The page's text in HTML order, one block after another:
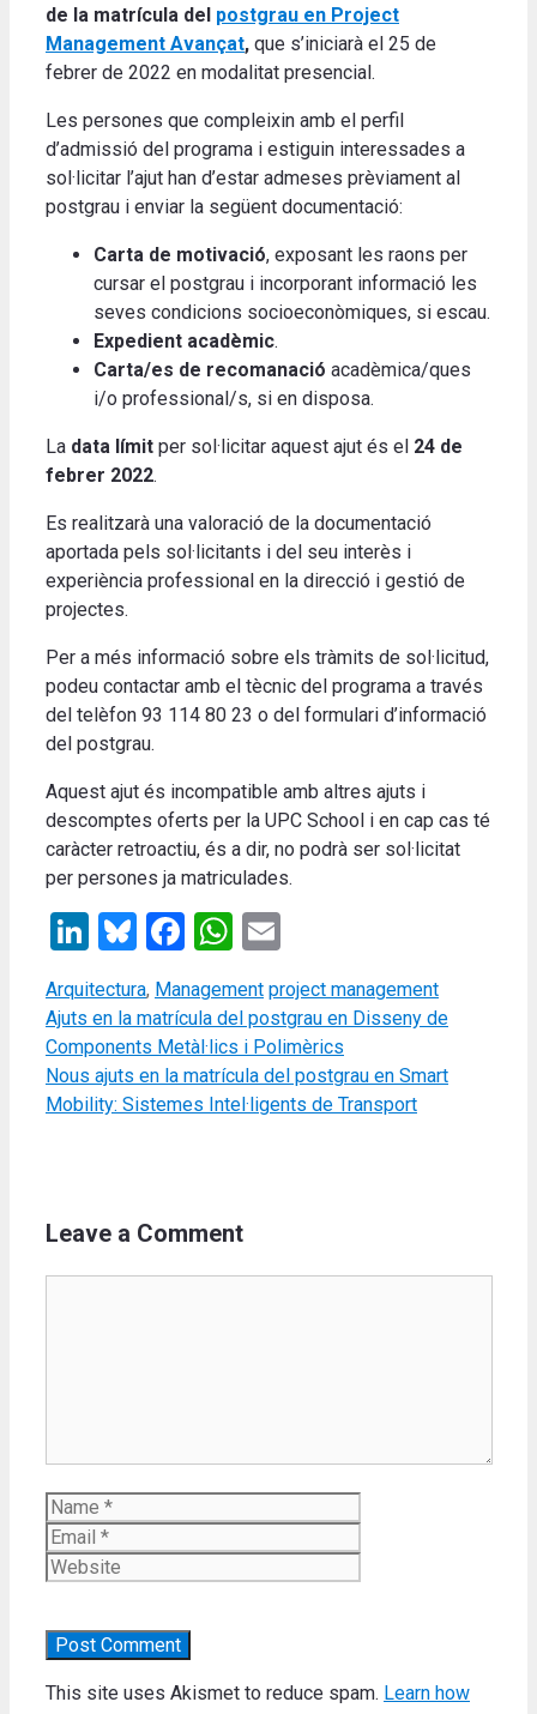
de la matrícula del postgrau en Project
Management Avançat, que s’iniciarà el 25 de
febrer de 2022 en modalitat presencial.
Les persones que compleixin amb el perfil
d’admissió del programa i estiguin interessades a
sol·licitar l’ajut han d’estar admeses prèviament al
postgrau i enviar la següent documentació:
Carta de motivació, exposant les raons per
cursar el postgrau i incorporant informació les
seves condicions socioeconòmiques, si escau.
Expedient acadèmic.
Carta/es de recomanació acadèmica/ques
i/o professional/s, si en disposa.
La data límit per sol·licitar aquest ajut és el 24 de
febrer 2022.
Es realitzarà una valoració de la documentació
aportada pels sol·licitants i del seu interès i
experiència professional en la direcció i gestió de
projectes.
Per a més informació sobre els tràmits de sol·licitud,
podeu contactar amb el tècnic del programa a través
del telèfon 93 114 80 23 o del formulari d’informació
del postgrau.
Aquest ajut és incompatible amb altres ajuts i
descomptes oferts per la UPC School i en cap cas té
caràcter retroactiu, és a dir, no podrà ser sol·licitat
per persones ja matriculades.
LinkedIn
Bluesky
Facebook
WhatsApp
Categories
Arquitectura, Management Tags
project management
Ajuts en la matrícula del postgrau en Disseny de
Components Metàl·lics i Polimèrics
Nous ajuts en la matrícula del postgrau en Smart
Mobility: Sistemes Intel·ligents de Transport
Leave a Comment
Name
This site uses Akismet to reduce spam. Learn how